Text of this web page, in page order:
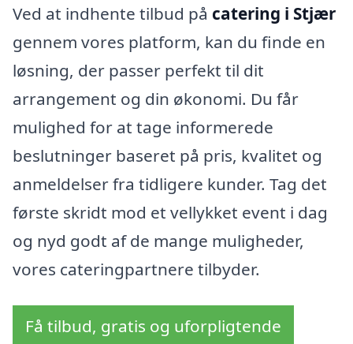
Ved at indhente tilbud på catering i Stjær
gennem vores platform, kan du finde en
løsning, der passer perfekt til dit
arrangement og din økonomi. Du får
mulighed for at tage informerede
beslutninger baseret på pris, kvalitet og
anmeldelser fra tidligere kunder. Tag det
første skridt mod et vellykket event i dag
og nyd godt af de mange muligheder,
vores cateringpartnere tilbyder.
Få tilbud, gratis og uforpligtende